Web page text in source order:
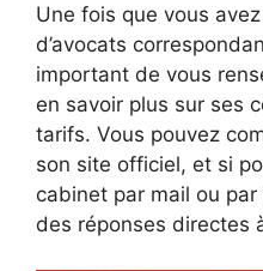
Une fois que vous
d’avocats
important de vous
en savoir plus sur ses
tarifs. Vous pouvez
son site officiel, et si
cabinet par mail ou
des réponses directes